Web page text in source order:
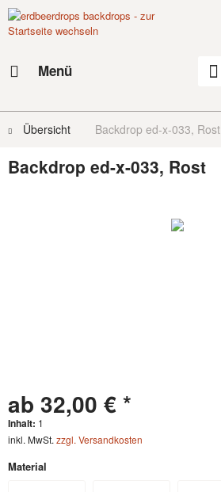
Menü
Übersicht Backdrop ed-x-033, Rost
Backdrop ed-x-033, Rost
ab 32,00 € *
Inhalt: 1
inkl. MwSt. zzgl. Versandkosten
Material